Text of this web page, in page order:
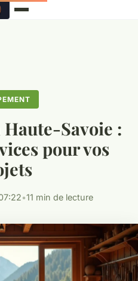
Savoie :
pour vos
•11 min de lecture